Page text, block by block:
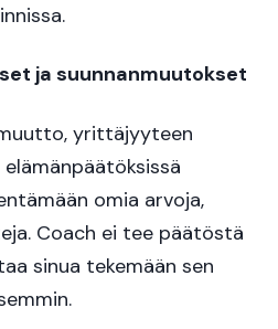
ja suunnanmuutokset
yrittäjyyteen
omia arvoja,
Coach ei tee päätöstä
sinua tekemään sen